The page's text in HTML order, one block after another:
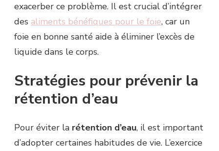
exacerber ce problème. Il est crucial d’intégrer
des aliments bénéfiques pour le foie, car un
foie en bonne santé aide à éliminer l’excès de
liquide dans le corps.
Stratégies pour prévenir la
rétention d’eau
Pour éviter la rétention d’eau, il est important
d’adopter certaines habitudes de vie. L’exercice